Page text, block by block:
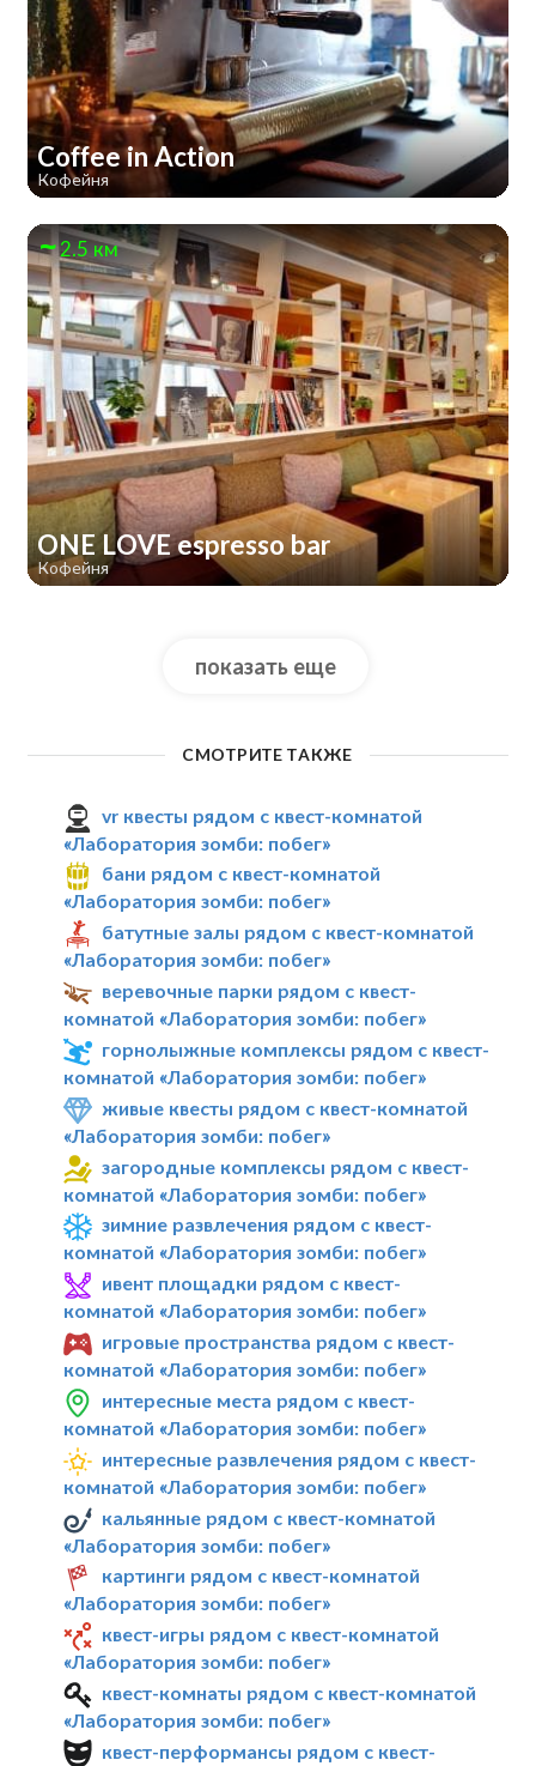
Coffee in Action
Кофейня
2.5 км
ONE LOVE espresso bar
Кофейня
показать еще
СМОТРИТЕ ТАКЖЕ
vr квесты рядом с квест-комнатой
«Лаборатория зомби: побег»
бани рядом с квест-комнатой
«Лаборатория зомби: побег»
батутные залы рядом с квест-комнатой
«Лаборатория зомби: побег»
веревочные парки рядом с квест-
комнатой «Лаборатория зомби: побег»
горнолыжные комплексы рядом с квест-
комнатой «Лаборатория зомби: побег»
живые квесты рядом с квест-комнатой
«Лаборатория зомби: побег»
загородные комплексы рядом с квест-
комнатой «Лаборатория зомби: побег»
зимние развлечения рядом с квест-
комнатой «Лаборатория зомби: побег»
ивент площадки рядом с квест-
комнатой «Лаборатория зомби: побег»
игровые пространства рядом с квест-
комнатой «Лаборатория зомби: побег»
интересные места рядом с квест-
комнатой «Лаборатория зомби: побег»
интересные развлечения рядом с квест-
комнатой «Лаборатория зомби: побег»
кальянные рядом с квест-комнатой
«Лаборатория зомби: побег»
картинги рядом с квест-комнатой
«Лаборатория зомби: побег»
квест-игры рядом с квест-комнатой
«Лаборатория зомби: побег»
квест-комнаты рядом с квест-комнатой
«Лаборатория зомби: побег»
квест-перформансы рядом с квест-